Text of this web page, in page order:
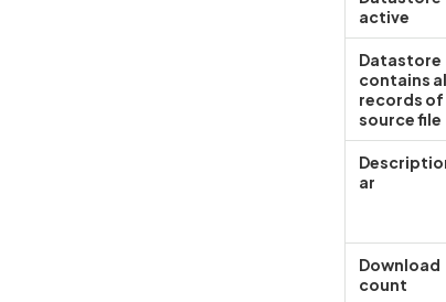
active
Datastore
contains
records of
source file
ar
Download
count